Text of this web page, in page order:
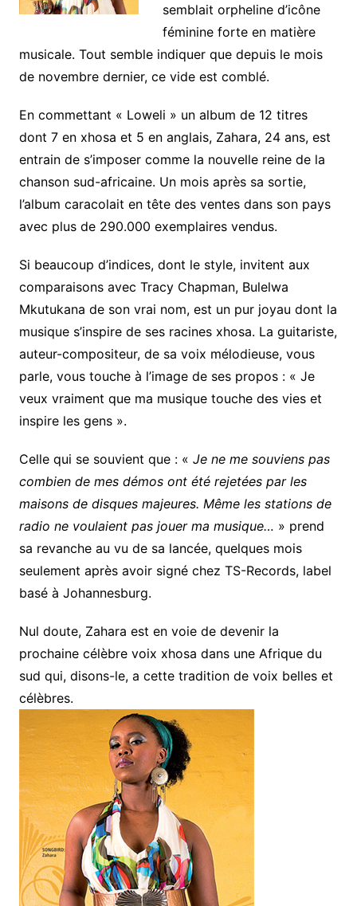
semblait orpheline d’icône
féminine forte en matière
musicale. Tout semble indiquer que depuis le mois
de novembre dernier, ce vide est comblé.
En commettant « Loweli » un album de 12 titres
dont 7 en xhosa et 5 en anglais, Zahara, 24 ans, est
entrain de s’imposer comme la nouvelle reine de la
chanson sud-africaine. Un mois après sa sortie,
l’album caracolait en tête des ventes dans son pays
avec plus de 290.000 exemplaires vendus.
Si beaucoup d’indices, dont le style, invitent aux
comparaisons avec Tracy Chapman, Bulelwa
Mkutukana de son vrai nom, est un pur joyau dont la
musique s’inspire de ses racines xhosa. La guitariste,
auteur-compositeur, de sa voix mélodieuse, vous
parle, vous touche à l’image de ses propos : « Je
veux vraiment que ma musique touche des vies et
inspire les gens ».
Celle qui se souvient que : « Je ne me souviens pas
combien de mes démos ont été rejetées par les
maisons de disques majeures. Même les stations de
radio ne voulaient pas jouer ma musique… » prend
sa revanche au vu de sa lancée, quelques mois
seulement après avoir signé chez TS-Records, label
basé à Johannesburg.
Nul doute, Zahara est en voie de devenir la
prochaine célèbre voix xhosa dans une Afrique du
sud qui, disons-le, a cette tradition de voix belles et
célèbres.